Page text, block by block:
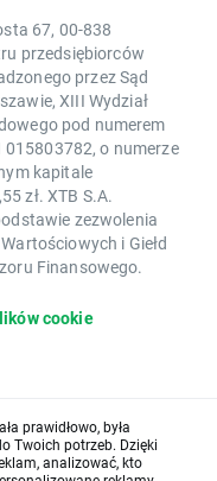
67, 00-838
przedsiębiorców
przez Sąd
XIII Wydział
pod numerem
015803782, o numerze
kapitale
zł. XTB S.A.
zezwolenia
i Giełd
Finansowego.
cookie
prawidłowo, była
Twoich potrzeb. Dzięki
analizować, kto